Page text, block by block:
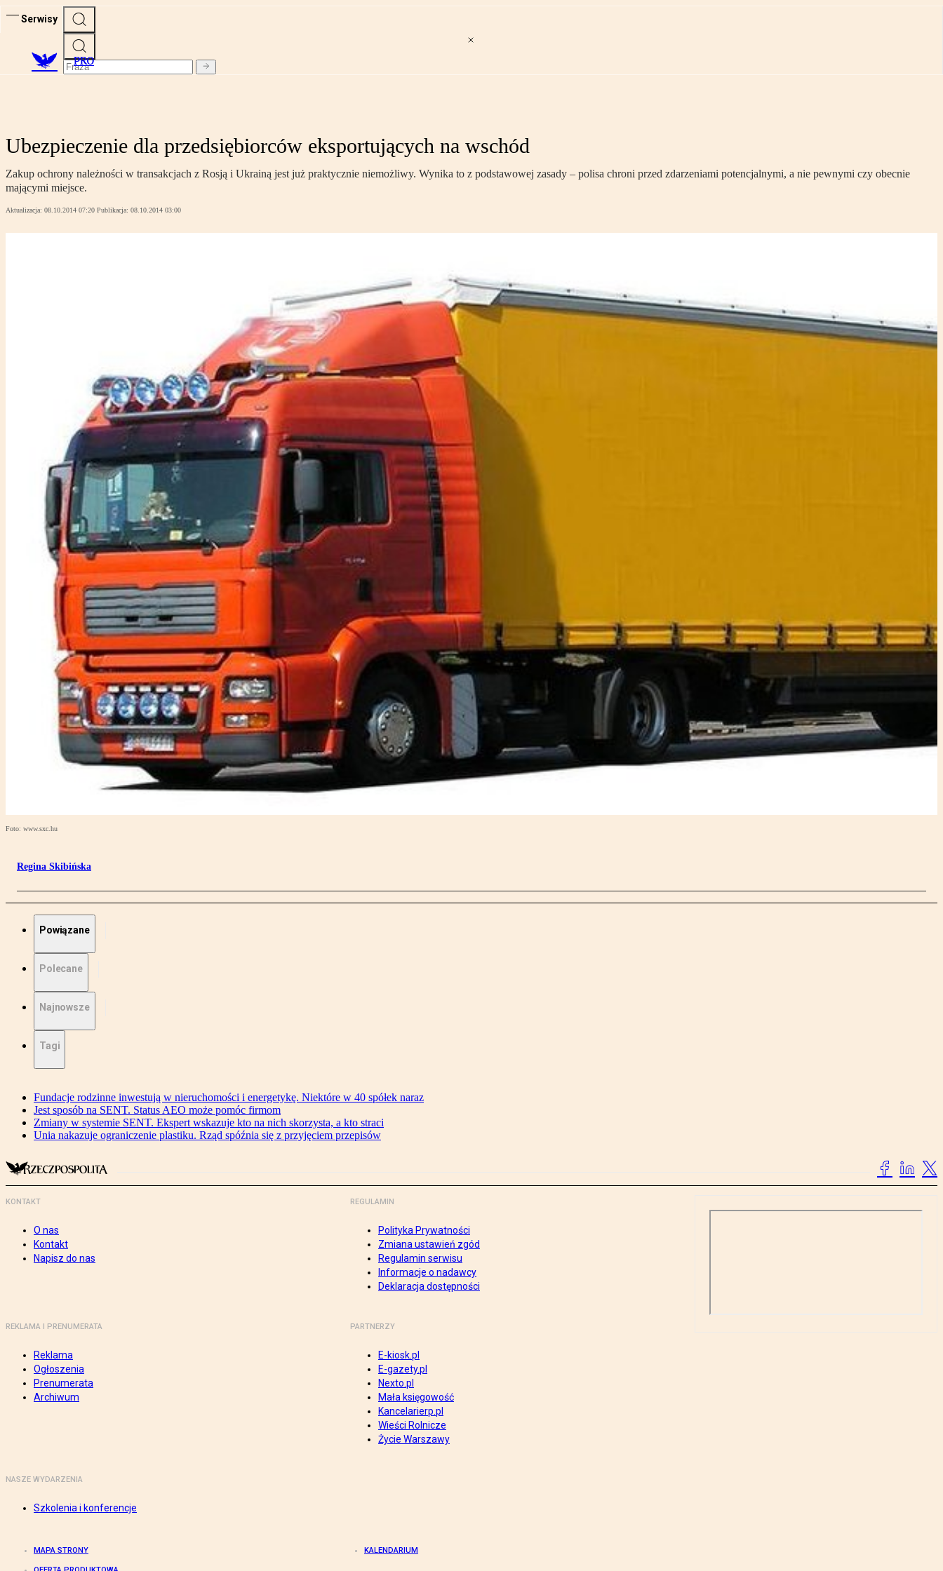
Serwisy
PRO
Ubezpieczenie dla przedsiębiorców eksportujących na wschód
Zakup ochrony należności w transakcjach z Rosją i Ukrainą jest już praktycznie niemożliwy. Wynika to z podstawowej zasady – polisa chroni przed zdarzeniami potencjalnymi, a nie pewnymi czy obecnie
mającymi miejsce.
Aktualizacja: 08.10.2014 07:20 Publikacja: 08.10.2014 03:00
Foto: www.sxc.hu
Regina Skibińska
Powiązane
Polecane
Najnowsze
Tagi
Fundacje rodzinne inwestują w nieruchomości i energetykę. Niektóre w 40 spółek naraz
Jest sposób na SENT. Status AEO może pomóc firmom
Zmiany w systemie SENT. Ekspert wskazuje kto na nich skorzysta, a kto straci
Unia nakazuje ograniczenie plastiku. Rząd spóźnia się z przyjęciem przepisów
KONTAKT
O nas
Kontakt
Napisz do nas
REGULAMIN
Polityka Prywatności
Zmiana ustawień zgód
Regulamin serwisu
Informacje o nadawcy
Deklaracja dostępności
REKLAMA I PRENUMERATA
Reklama
Ogłoszenia
Prenumerata
Archiwum
PARTNERZY
E-kiosk.pl
E-gazety.pl
Nexto.pl
Mała księgowość
Kancelarierp.pl
Wieści Rolnicze
Życie Warszawy
NASZE WYDARZENIA
Szkolenia i konferencje
MAPA STRONY KALENDARIUM